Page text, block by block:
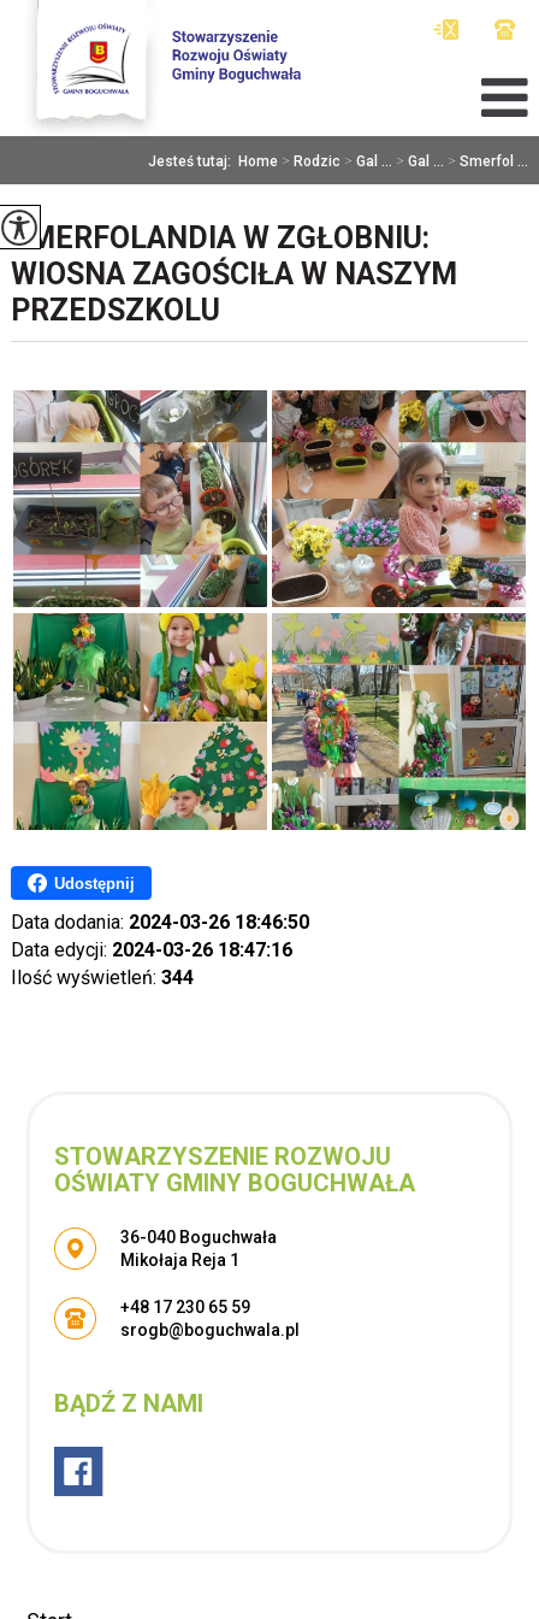
Jesteś tutaj: Home > Rodzic > Gal ... > Gal ... > Smerfol ...
SMERFOLANDIA W ZGŁOBNIU:
WIOSNA ZAGOŚCIŁA W NASZYM
PRZEDSZKOLU
Udostępnij
Data dodania: 2024-03-26 18:46:50
Data edycji: 2024-03-26 18:47:16
Ilość wyświetleń: 344
STOWARZYSZENIE ROZWOJU
OŚWIATY GMINY BOGUCHWAŁA
Adres pocztowy:
36-040 Boguchwała
Mikołaja Reja 1
+48 17 230 65 59
srogb@boguchwala.pl
BĄDŹ Z NAMI